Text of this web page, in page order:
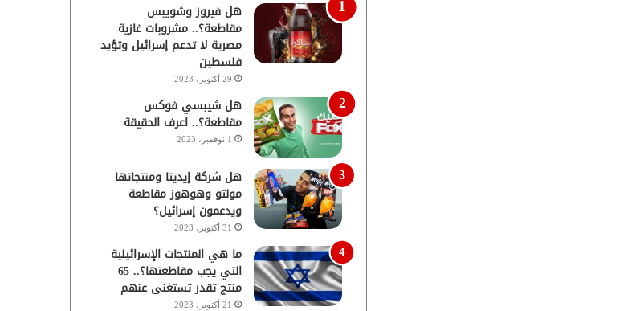
هل فيروز وشويبس
مقاطعة؟.. مشروبات غازية
مصرية لا تدعم إسرائيل وتؤيد
فلسطين
29 أكتوبر، 2023
هل شيبسي فوكس
مقاطعة؟.. اعرف الحقيقة
1 نوفمبر، 2023
هل شركة إيديتا ومنتجاتها
مولتو وهوهوز مقاطعة
ويدعمون إسرائيل؟
31 أكتوبر، 2023
ما هي المنتجات الإسرائيلية
التي يجب مقاطعتها؟.. 65
منتج تقدر تستغنى عنهم
21 أكتوبر، 2023